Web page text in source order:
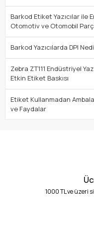
Barkod Etiket Yazıcılar
Otomotiv ve Otomobil
Barkod Yazıcılarda DPI
Zebra ZT111 Endüstriyel
Etkin Etiket Baskısı
Etiket Kullanmadan
ve Faydalar
1000 TL ve üzeri